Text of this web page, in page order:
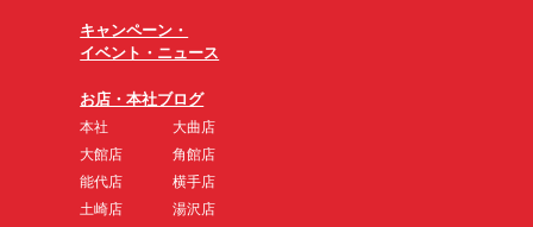
キャンペーン・
イベント・ニュース
お店・本社ブログ
本社
大館店
能代店
土崎店
大曲店
角館店
横手店
湯沢店